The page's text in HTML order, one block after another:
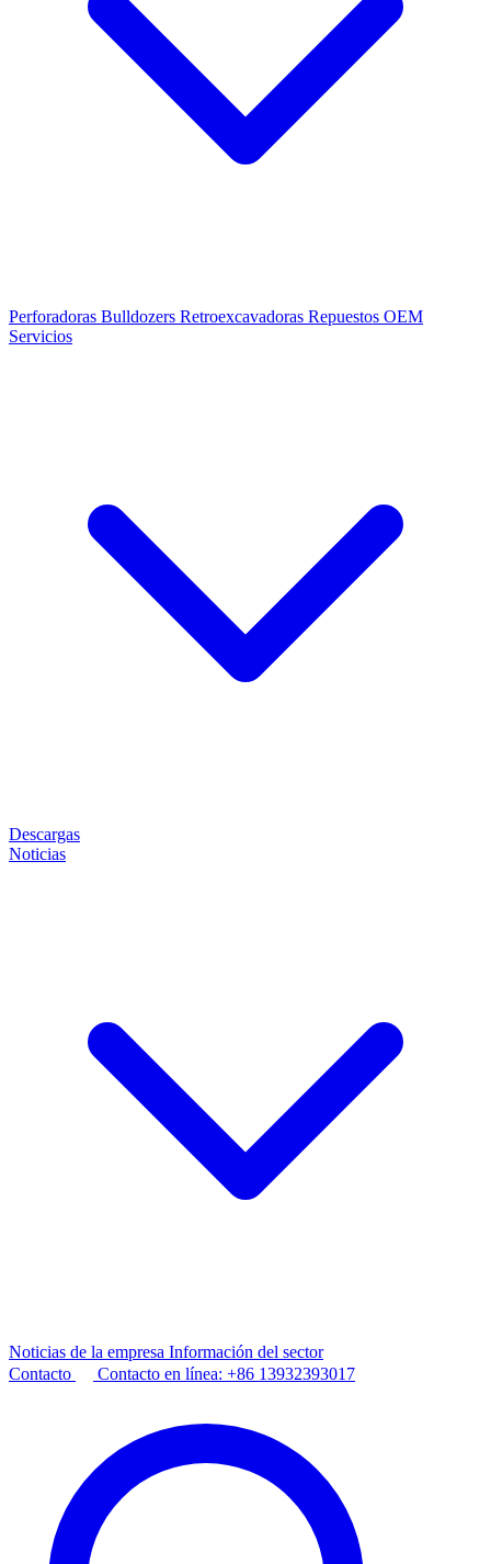
Perforadoras Bulldozers Retroexcavadoras Repuestos OEM
Servicios
Descargas
Noticias
Noticias de la empresa Información del sector
Contacto
Contacto en línea: +86 13932393017